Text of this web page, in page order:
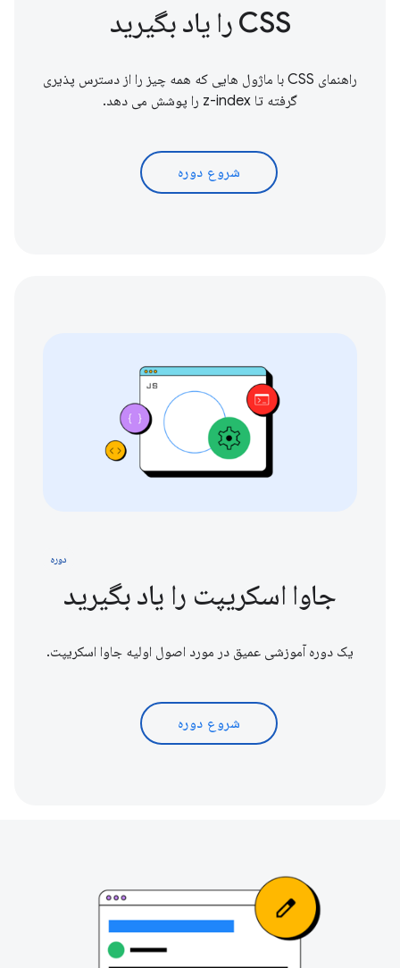
CSS را یاد بگیرید
راهنمای CSS با ماژول هایی که همه چیز را از دسترس پذیری
گرفته تا z-index را پوشش می دهد.
شروع دوره
دوره
جاوا اسکریپت را یاد بگیرید
یک دوره آموزشی عمیق در مورد اصول اولیه جاوا اسکریپت.
شروع دوره